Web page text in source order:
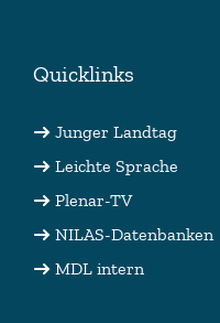
Quicklinks
Junger Landtag
Leichte Sprache
Plenar-TV
NILAS-Datenbanken
MDL intern